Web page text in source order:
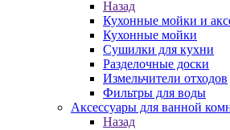
Назад
Кухонные мойки и
Кухонные мойки
Сушилки для кухни
Разделочные доски
Измельчители отходов
Фильтры для воды
Аксессуары для ванной
Назад